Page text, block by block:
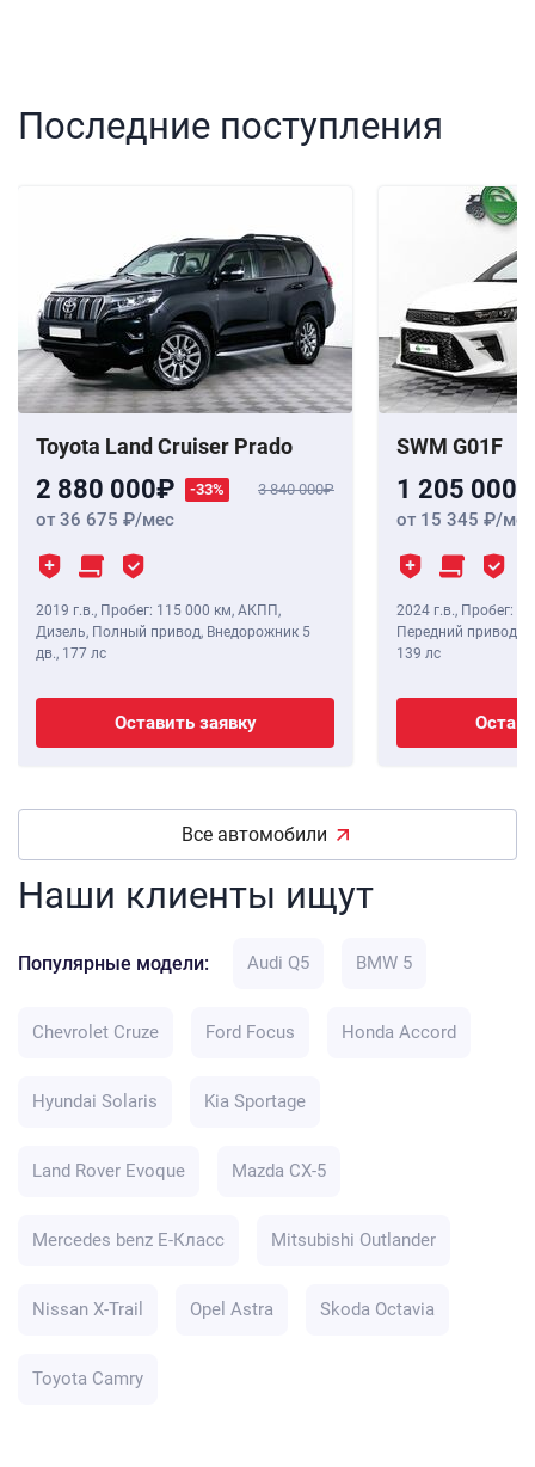
Последние поступления
Toyota Land Cruiser Prado
2 880 000 -33% 3 840 000
от 36 675 /мес
2019 г.в., Пробег: 115 000 км, АКПП,
Дизель, Полный привод, Внедорожник 5
дв., 177 лс
Оставить заявку
SWM G01F
1 205 000
от 15 345 /мес
2024 г.в., Пробег: 8
Передний привод,
139 лс
Все автомобили
Наши клиенты ищут
Популярные модели: Audi Q5 BMW 5
Chevrolet Cruze Ford Focus Honda Accord
Hyundai Solaris Kia Sportage
Land Rover Evoque Mazda CX-5
Mercedes benz E-Класс Mitsubishi Outlander
Nissan X-Trail Opel Astra Skoda Octavia
Toyota Camry